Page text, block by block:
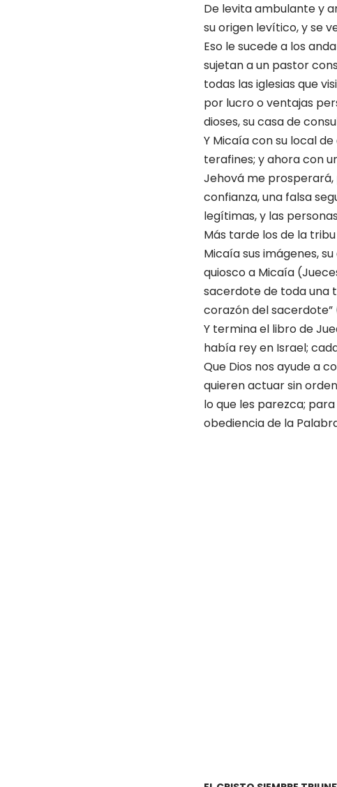
De levita ambulante y
su origen levítico, y se
Eso le sucede a los
sujetan a un pastor
todas las iglesias que
por lucro o ventajas
dioses, su casa de
Y Micaía con su local
terafines; y ahora con
Jehová me prosperará,
confianza, una falsa
legítimas, y las
Más tarde los de la
Micaía sus imágenes,
quiosco a Micaía
sacerdote de toda una
corazón del sacerdote”
Y termina el libro de
había rey en Israel;
Que Dios nos ayude a
quieren actuar sin
lo que les parezca;
obediencia de la